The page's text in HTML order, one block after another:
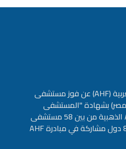
أعلن اتحاد المستشفيات العربية (AHF) عن فوز مستشفى
بشهادة "المستشفى
النموذجي" في مبادرة AHF الذهبية من بين 58 مستشفى
ومؤسسة رعاية صحية من 8 دول مشاركة في مبادرة AHF